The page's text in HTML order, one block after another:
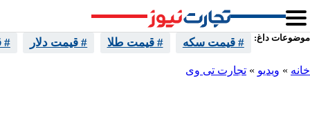
موضوعات داغ: # قیمت سکه # قیمت طلا # قیمت دلار #
خانه » ویدیو » تجارت تی وی